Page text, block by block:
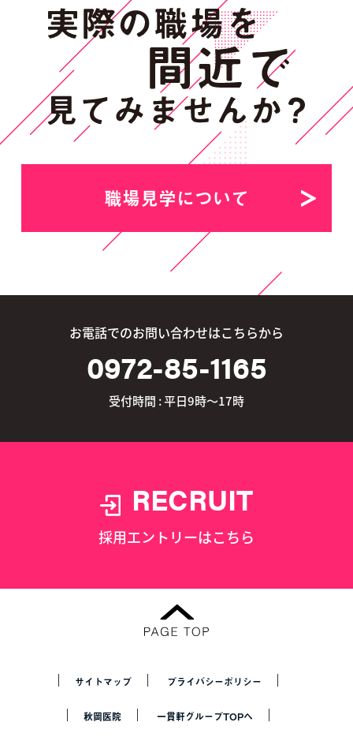
職場見学について
お電話でのお問い合わせはこちらから
0972-85-1165
受付時間 : 平日9時～17時
RECRUIT
採用エントリーはこちら
サイトマップ プライバシーポリシー
秋岡医院 一貫軒グループTOPへ